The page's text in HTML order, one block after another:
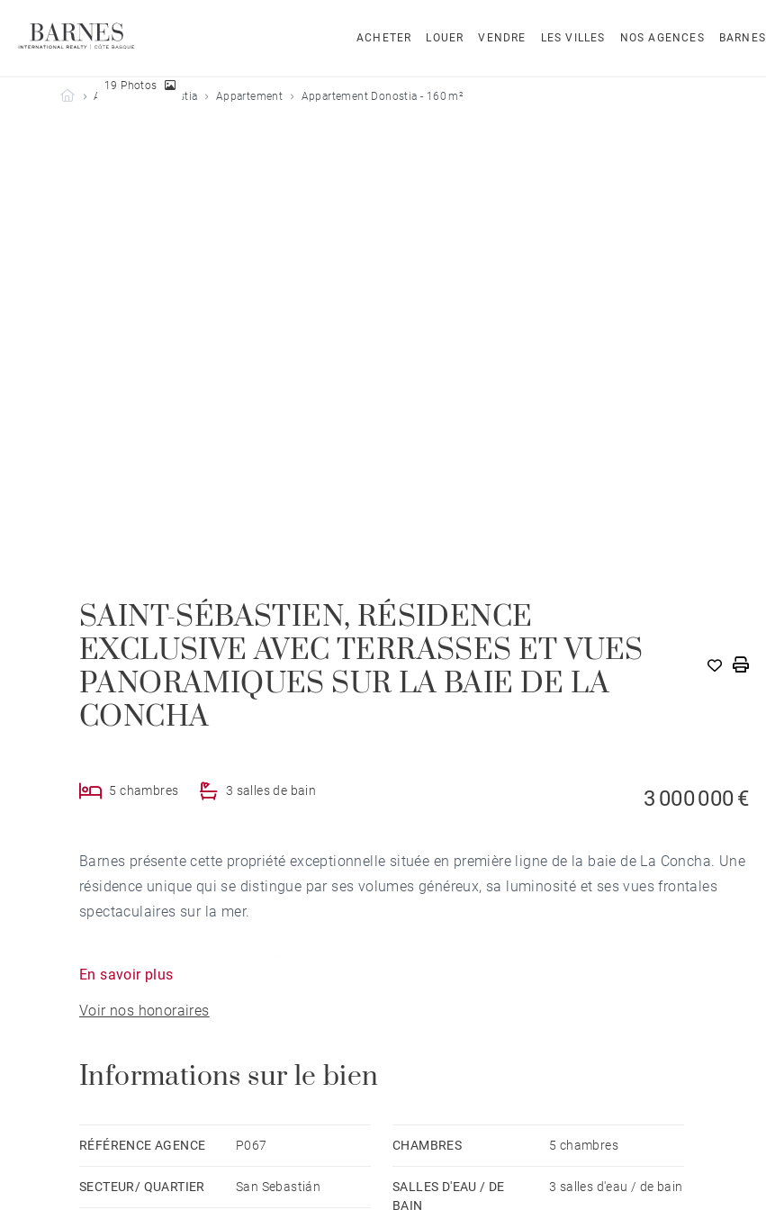
ACHETER LOUER VENDRE LES VILLES NOS AGENCES BARNES
Barnes Côte Basque
Acheter Donostia Appartement Appartement Donostia - 160 m²
19 Photos
SAINT-SÉBASTIEN, RÉSIDENCE
EXCLUSIVE AVEC TERRASSES ET VUES
PANORAMIQUES SUR LA BAIE DE LA
CONCHA
5 chambres 3 salles de bain 3 000 000 €
Barnes présente cette propriété exceptionnelle située en première ligne de la baie de La Concha. Une
résidence unique qui se distingue par ses volumes généreux, sa luminosité et ses vues frontales
spectaculaires sur la mer.
salle à manger, une chambre principale avec dressing et salle de bains privative toutes deux avec
accès direct à une terrasse face à la mer, une cuisine indépendante, trois chambres doubles
de service avec WC.
de plain-pied ainsi que d’étages destinés au stationnement et aux caves. La façade et la toiture ont
En savoir plus
Voir nos honoraires
Informations sur le bien
RÉFÉRENCE AGENCE P067
SECTEUR/ QUARTIER San Sebastián
CHAMBRES 5 chambres
SALLES D'EAU / DE
BAIN
3 salles d'eau / de bain